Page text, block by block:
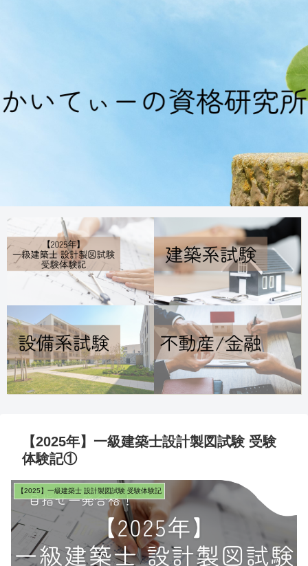
【2025年】一級建築士設計製図試験 受験
体験記①
【2025】一級建築士 設計製図試験 受験体験記